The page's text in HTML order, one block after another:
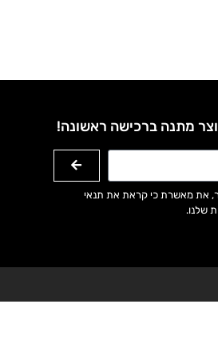
מתנה ברכישה ראשונה!
את מאשרת כי קראת את תנאי
שלנו.